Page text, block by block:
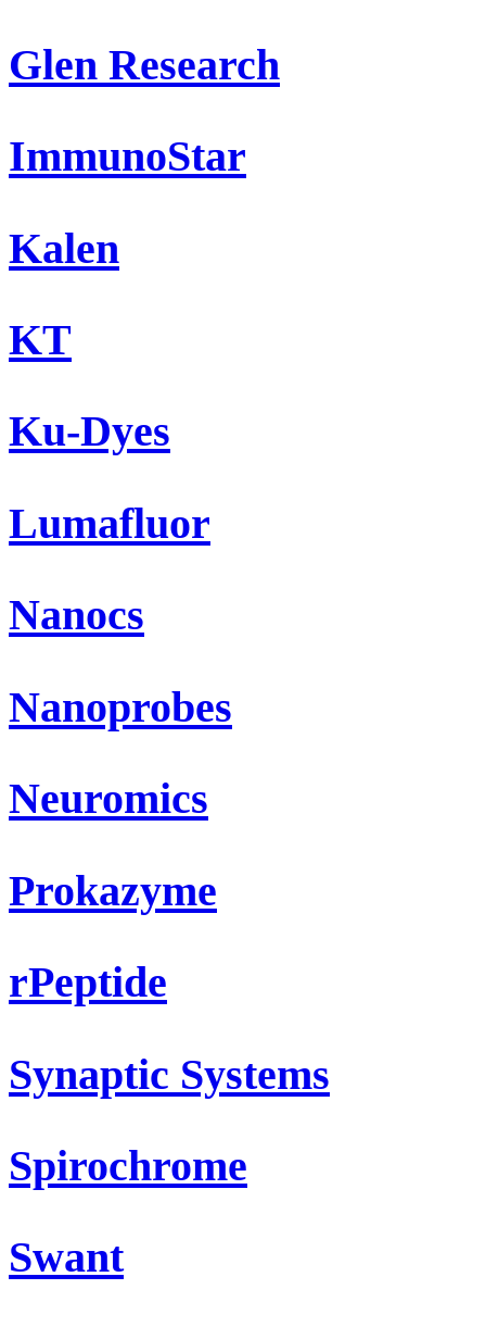
Glen Research
ImmunoStar
Kalen
KT
Ku-Dyes
Lumafluor
Nanocs
Nanoprobes
Neuromics
Prokazyme
rPeptide
Synaptic Systems
Spirochrome
Swant